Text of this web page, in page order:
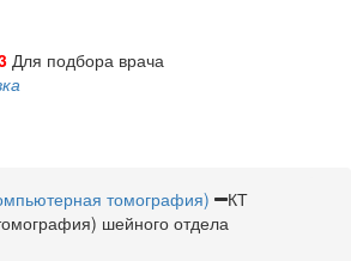
Для подбора врача
томография)
КТ
шейного отдела